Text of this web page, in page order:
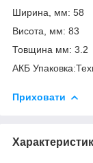
Ширина, мм: 58
Висота, мм: 83
Товщина мм: 3.2
АКБ
Приховати